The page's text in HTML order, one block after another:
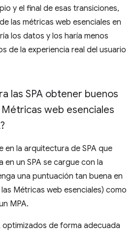
y el final de esas transiciones,
las métricas web esenciales en
los datos y los haría menos
de la experiencia real del usuario
las SPA obtener buenos
web esenciales
en la arquitectura de SPA que
en un SPA se cargue con la
una puntuación tan buena en
Métricas web esenciales) como
MPA.
optimizados de forma adecuada